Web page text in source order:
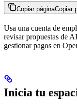
Copiar páginaCopiar
Usa una cuenta de
revisar propuestas de
gestionar pagos en
Inicia tu